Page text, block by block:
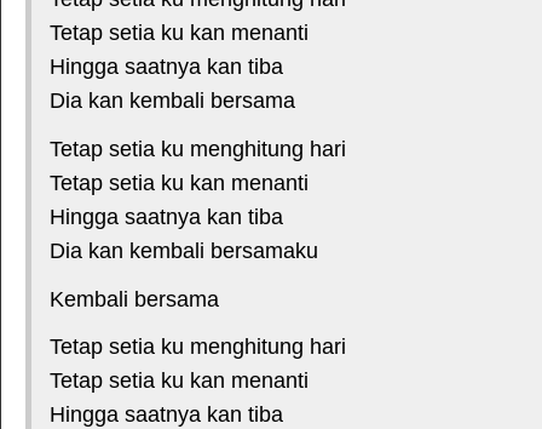
Tetap setia ku kan menanti
Hingga saatnya kan tiba
Dia kan kembali bersama
Tetap setia ku menghitung hari
Tetap setia ku kan menanti
Hingga saatnya kan tiba
Dia kan kembali bersamaku
Kembali bersama
Tetap setia ku menghitung hari
Tetap setia ku kan menanti
Hingga saatnya kan tiba